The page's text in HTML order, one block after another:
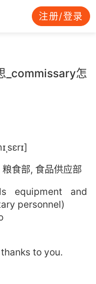
注册/登录
_commissary怎
食部, 食品供应部
equipment and
personnel)
to you.